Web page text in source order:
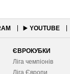
▶️ YOUTUBE
ЄВРОКУБКИ
Ліга чемпіонів
Ліга Європи